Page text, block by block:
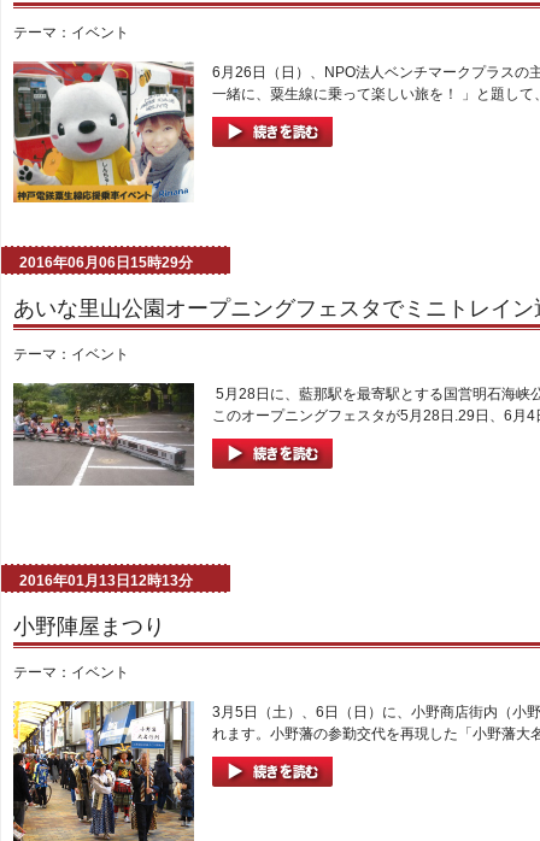
テーマ： イベント
6月26日（日）、NPO法人ベンチマークプラスの
一緒に、粟生線に乗って楽しい旅を！ 」と題し
2016年06月06日15時29分
あいな里山公園オープニングフェスタでミニトレイン
テーマ： イベント
5月28日に、藍那駅を最寄駅とする国営明石海峡
このオープニングフェスタが5月28日.29日、6月
2016年01月13日12時13分
小野陣屋まつり
テーマ： イベント
3月5日（土）、6日（日）に、小野商店街内（小
れます。小野藩の参勤交代を再現した「小野藩大